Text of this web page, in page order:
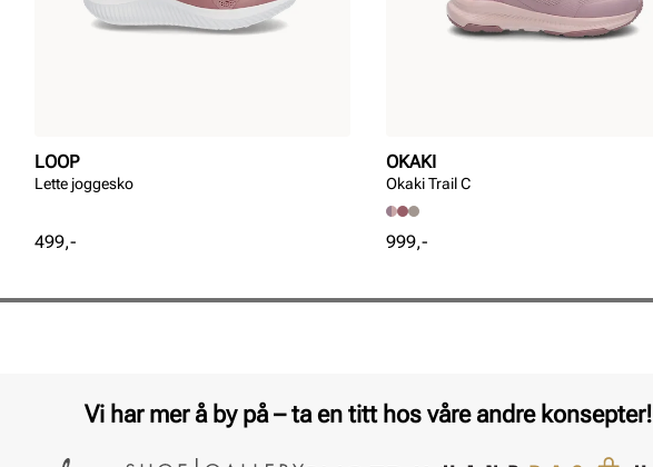
LOOP
Lette joggesko
Pris
499,-
OKAKI
Okaki Trail C
Pris
999,-
Vi har mer å by på – ta en titt hos våre andre konsepter!